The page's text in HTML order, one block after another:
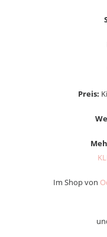
Preis:
Im Shop von